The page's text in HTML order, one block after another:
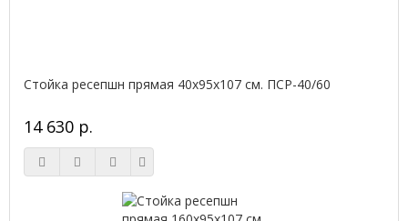
Стойка ресепшн прямая 40х95х107 см. ПСР-40/60
14 630 р.